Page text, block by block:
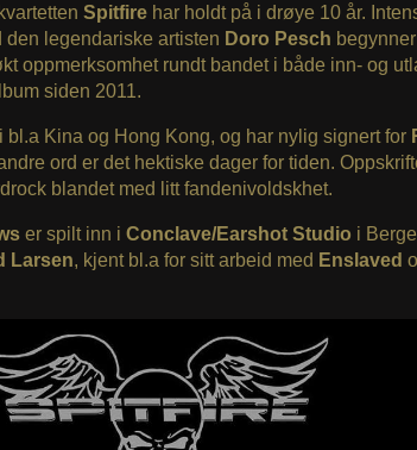
Spitfire har holdt på i drøye 10 år.
legendariske artisten Doro Pesch
oppmerksomhet rundt bandet i både inn- og
siden 2011.
bl.a Kina og Hong Kong, og har nylig signert for
ord er det hektiske dager for tiden.
blandet med litt fandenivoldskhet.
er spilt inn i Conclave/Earshot Studio i
Larsen, kjent bl.a for sitt arbeid med Enslaved